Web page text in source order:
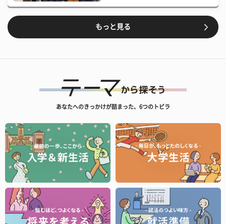
もっと見る
あなたへのきっかけが詰まった、6つのトビラ